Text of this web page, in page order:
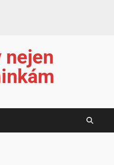
nejen